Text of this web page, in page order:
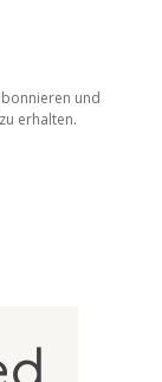
und
erhalten.